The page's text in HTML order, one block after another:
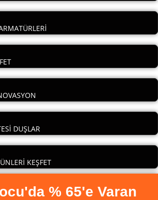
DUŞLAR
KEŞFET
% 65'e Varan